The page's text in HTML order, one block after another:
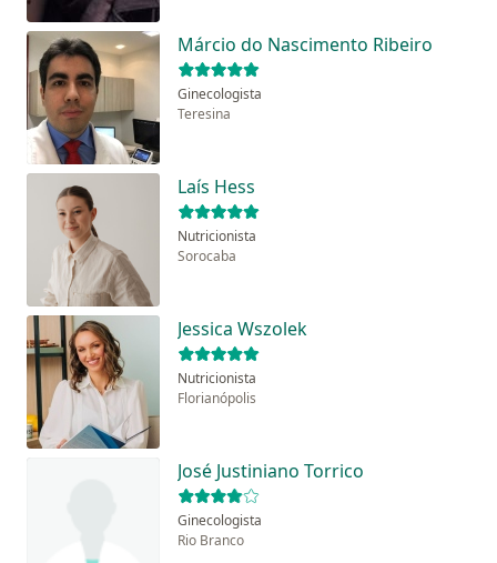
Márcio do Nascimento Ribeiro
Ginecologista
Teresina
Laís Hess
Nutricionista
Sorocaba
Jessica Wszolek
Nutricionista
Florianópolis
José Justiniano Torrico
Ginecologista
Rio Branco